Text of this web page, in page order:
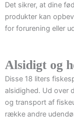
Det sikrer, at dine
produkter kan
for forurening eller
Alsidigt og
Disse 18 liters
alsidighed. Ud over
og transport af
række andre